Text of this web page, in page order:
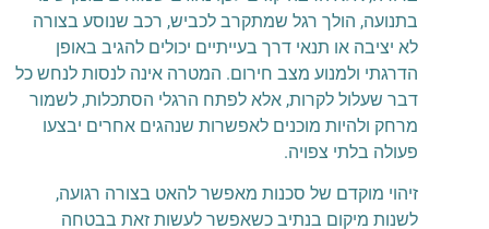
בתנועה, הולך רגל שמתקרב לכביש, רכב שנוסע בצורה
לא יציבה או תנאי דרך בעייתיים יכולים להגיב באופן
הדרגתי ולמנוע מצב חירום. המטרה אינה לנסות לנחש כל
דבר שעלול לקרות, אלא לפתח הרגלי הסתכלות, לשמור
מרחק ולהיות מוכנים לאפשרות שנהגים אחרים יבצעו
פעולה בלתי צפויה.
זיהוי מוקדם של סכנות מאפשר להאט בצורה רגועה,
לשנות מיקום בנתיב כשאפשר לעשות זאת בבטחה